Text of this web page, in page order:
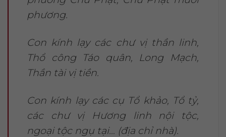
phương.
Con kính lạy các chư vị thần linh,
Thổ công Táo quân, Long Mạch,
Thần tài vị tiền.
Con kính lạy các cụ Tổ khảo, Tổ tỷ,
các chư vị Hương linh nội tộc,
ngoại tộc ngụ tại… (địa chỉ nhà).